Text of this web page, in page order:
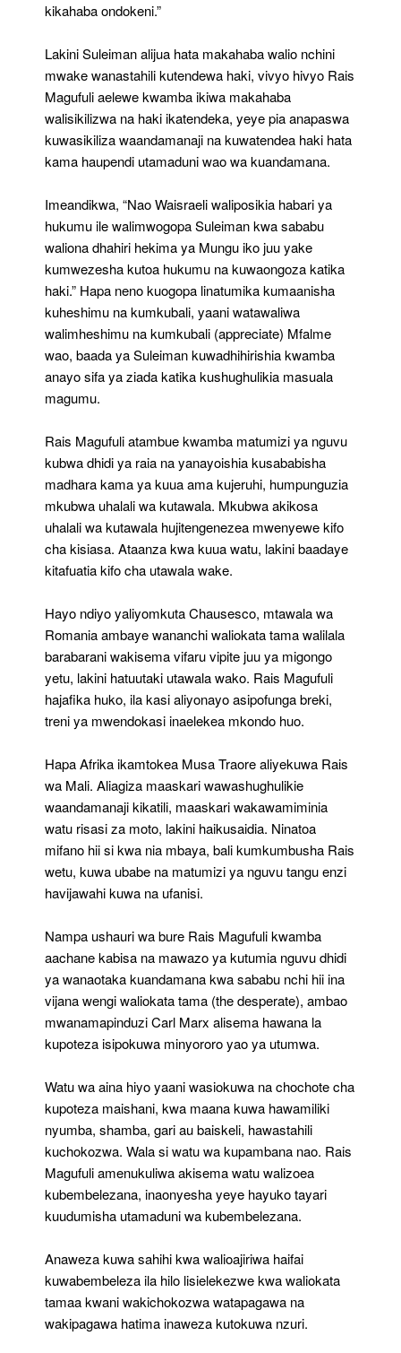
kikahaba ondokeni.”
Lakini Suleiman alijua hata makahaba walio nchini
mwake wanastahili kutendewa haki, vivyo hivyo Rais
Magufuli aelewe kwamba ikiwa makahaba
walisikilizwa na haki ikatendeka, yeye pia anapaswa
kuwasikiliza waandamanaji na kuwatendea haki hata
kama haupendi utamaduni wao wa kuandamana.
Imeandikwa, “Nao Waisraeli waliposikia habari ya
hukumu ile walimwogopa Suleiman kwa sababu
waliona dhahiri hekima ya Mungu iko juu yake
kumwezesha kutoa hukumu na kuwaongoza katika
haki.” Hapa neno kuogopa linatumika kumaanisha
kuheshimu na kumkubali, yaani watawaliwa
walimheshimu na kumkubali (appreciate) Mfalme
wao, baada ya Suleiman kuwadhihirishia kwamba
anayo sifa ya ziada katika kushughulikia masuala
magumu.
Rais Magufuli atambue kwamba matumizi ya nguvu
kubwa dhidi ya raia na yanayoishia kusababisha
madhara kama ya kuua ama kujeruhi, humpunguzia
mkubwa uhalali wa kutawala. Mkubwa akikosa
uhalali wa kutawala hujitengenezea mwenyewe kifo
cha kisiasa. Ataanza kwa kuua watu, lakini baadaye
kitafuatia kifo cha utawala wake.
Hayo ndiyo yaliyomkuta Chausesco, mtawala wa
Romania ambaye wananchi waliokata tama walilala
barabarani wakisema vifaru vipite juu ya migongo
yetu, lakini hatuutaki utawala wako. Rais Magufuli
hajafika huko, ila kasi aliyonayo asipofunga breki,
treni ya mwendokasi inaelekea mkondo huo.
Hapa Afrika ikamtokea Musa Traore aliyekuwa Rais
wa Mali. Aliagiza maaskari wawashughulikie
waandamanaji kikatili, maaskari wakawamiminia
watu risasi za moto, lakini haikusaidia. Ninatoa
mifano hii si kwa nia mbaya, bali kumkumbusha Rais
wetu, kuwa ubabe na matumizi ya nguvu tangu enzi
havijawahi kuwa na ufanisi.
Nampa ushauri wa bure Rais Magufuli kwamba
aachane kabisa na mawazo ya kutumia nguvu dhidi
ya wanaotaka kuandamana kwa sababu nchi hii ina
vijana wengi waliokata tama (the desperate), ambao
mwanamapinduzi Carl Marx alisema hawana la
kupoteza isipokuwa minyororo yao ya utumwa.
Watu wa aina hiyo yaani wasiokuwa na chochote cha
kupoteza maishani, kwa maana kuwa hawamiliki
nyumba, shamba, gari au baiskeli, hawastahili
kuchokozwa. Wala si watu wa kupambana nao. Rais
Magufuli amenukuliwa akisema watu walizoea
kubembelezana, inaonyesha yeye hayuko tayari
kuudumisha utamaduni wa kubembelezana.
Anaweza kuwa sahihi kwa walioajiriwa haifai
kuwabembeleza ila hilo lisielekezwe kwa waliokata
tamaa kwani wakichokozwa watapagawa na
wakipagawa hatima inaweza kutokuwa nzuri.